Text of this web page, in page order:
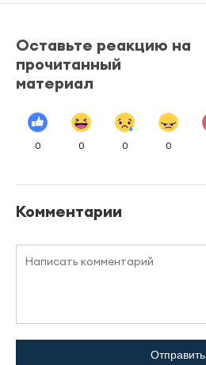
Оставьте реакцию на
прочитанный
материал
0 0 0 0
Комментарии
Отправить